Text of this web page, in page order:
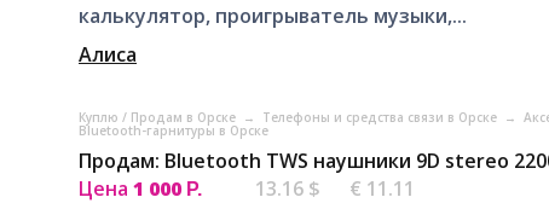
калькулятор, проигрыватель музыки,...
Алиса
Куплю / Продам в Орске → Телефоны и средства связи в Орске →
Bluetooth-гарнитуры в Орске
Продам: Bluetooth TWS наушники 9D stereo
Цена 1 000 Р. 13.16 $
€ 11.11